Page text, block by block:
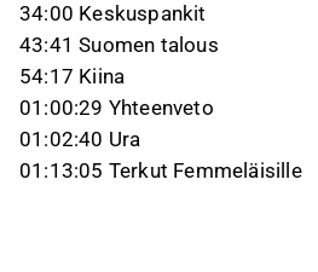
34:00 Keskuspankit
43:41 Suomen talous
54:17 Kiina
01:00:29 Yhteenveto
01:02:40 Ura
01:13:05 Terkut Femmeläisille